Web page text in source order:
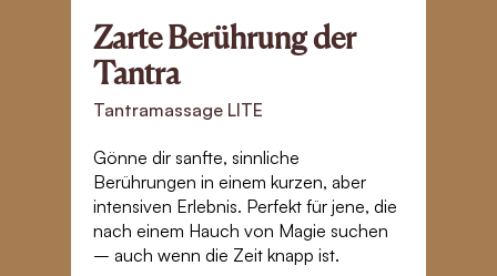
Zarte Berührung der
Tantra
Tantramassage LITE
Gönne dir sanfte, sinnliche
Berührungen in einem kurzen, aber
intensiven Erlebnis. Perfekt für jene, die
nach einem Hauch von Magie suchen
– auch wenn die Zeit knapp ist.